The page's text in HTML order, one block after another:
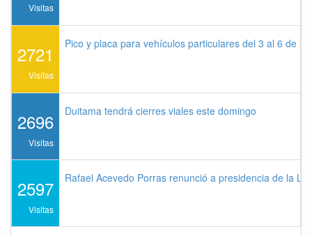
Visitas
2721
Visitas
Pico y placa para vehículos particulares del 3 al 6 de
2696
Visitas
Duitama tendrá cierres viales este domingo
2597
Visitas
Rafael Acevedo Porras renunció a presidencia de la